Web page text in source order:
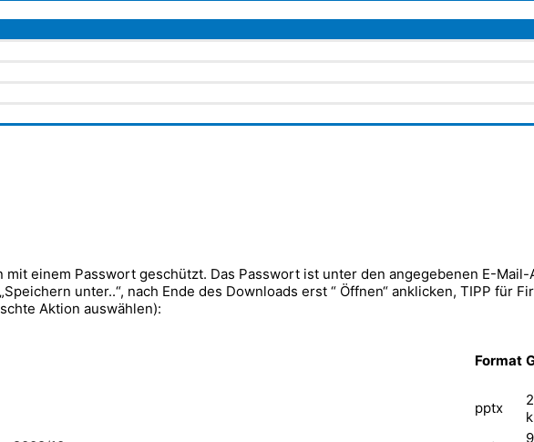
einem Passwort geschützt. Das Passwort ist unter den angegebenen E-Mail-
unter..“, nach Ende des Downloads erst “ Öffnen“ anklicken, TIPP für
Aktion auswählen):
Format
pptx